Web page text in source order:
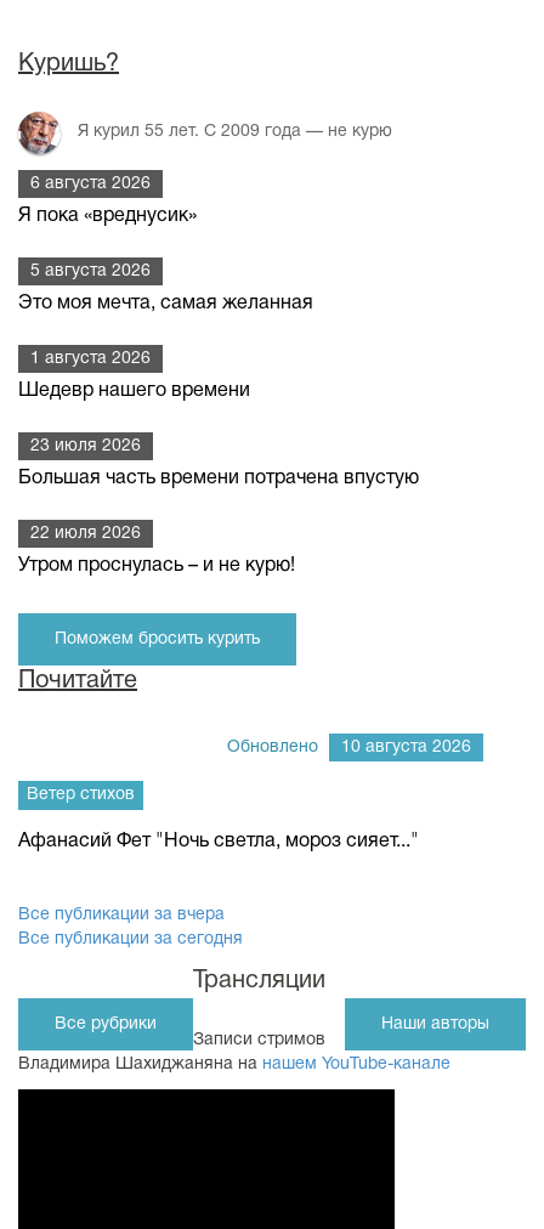
Куришь?
Я курил 55 лет. С 2009 года — не курю
6 августа 2026
Я пока «вреднусик»
5 августа 2026
Это моя мечта, самая желанная
1 августа 2026
Шедевр нашего времени
23 июля 2026
Большая часть времени потрачена впустую
22 июля 2026
Утром проснулась – и не курю!
Поможем бросить курить
Почитайте
Обновлено 10 августа 2026
Ветер стихов
Афанасий Фет "Ночь светла, мороз сияет..."
Все публикации за вчера
Все публикации за сегодня
Все рубрики Наши авторы
Трансляции
Записи стримов
Владимира Шахиджаняна на нашем YouTube-канале